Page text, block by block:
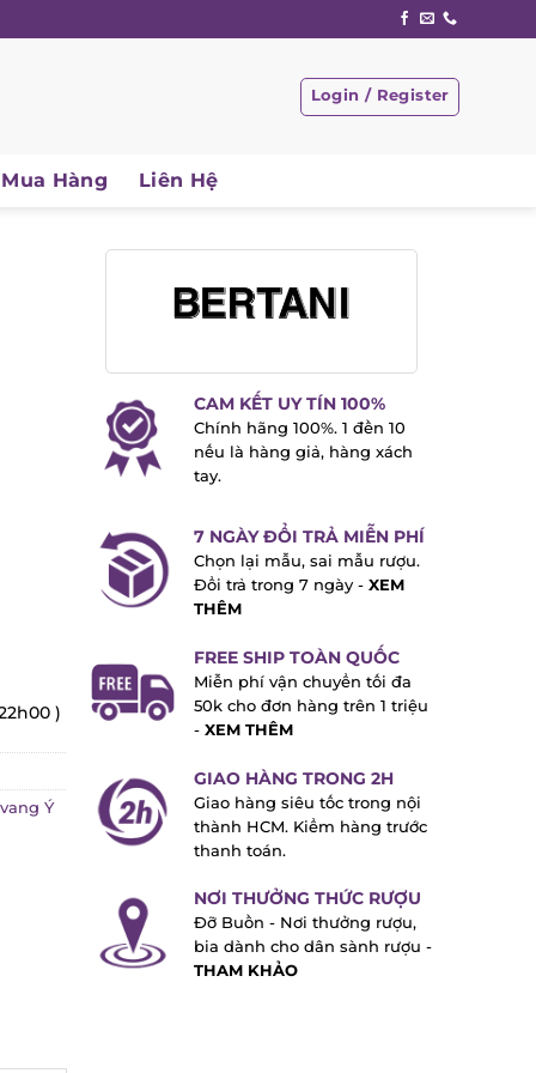
Login / Register
Hàng Liên Hệ
)
Ý
CAM KẾT UY TÍN 100%
Chính hãng 100%. 1 đền 10
nếu là hàng giả, hàng xách
tay.
7 NGÀY ĐỔI TRẢ MIỄN PHÍ
Chọn lại mẫu, sai mẫu rượu.
Đổi trả trong 7 ngày -XEM
THÊM
FREE SHIP TOÀN QUỐC
Miễn phí vận chuyển tối đa
50k cho đơn hàng trên 1 triệu
XEM THÊM
GIAO HÀNG TRONG 2H
Giao hàng siêu tốc trong nội
thành HCM. Kiểm hàng trước
thanh toán.
NƠI THƯỞNG THỨC RƯỢU
Đỡ Buồn - Nơi thưởng rượu,
bia dành cho dân sành rượu -
THAM KHẢO